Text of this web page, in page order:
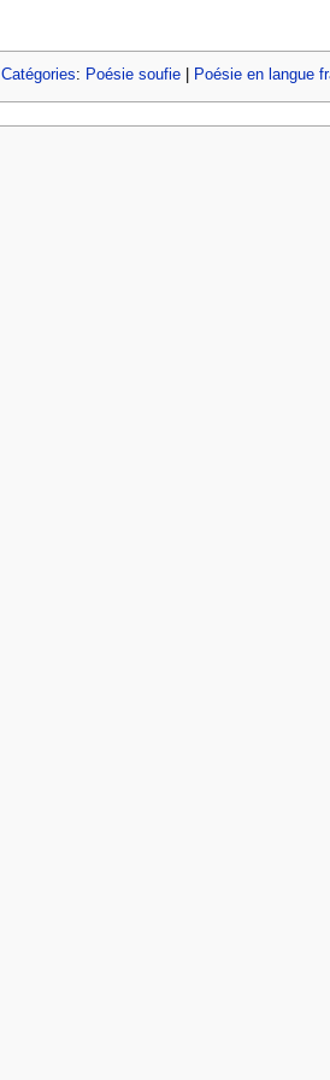
Catégories: Poésie soufie| Poésie en langue